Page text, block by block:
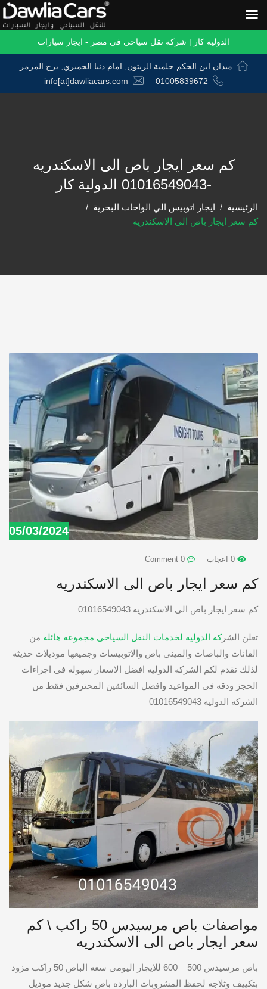
الدولية كار | شركة نقل سياحي في مصر - ايجار سيارات
ميدان ابن الحكم حلمية الزيتون, امام دنيا الجمبري, برج المرمر
01005839672
info[at]dawliacars.com
كم سعر ايجار باص الى الاسكندريه
-01016549043 الدولية كار
الرئيسية
ايجار اتوبيس الي الواحات البحرية
كم سعر ايجار باص الى الاسكندريه
05/03/2024
كم سعر ايجار باص الى الاسكندريه
كم سعر ايجار باص الى الاسكندريه 01016549043
تعلن الشركه الدوليه لخدمات النقل السياحى مجموعه هائله من
الفانات والباصات والمينى باص والاتوبيسات وجميعها موديلات حديثه
لذلك تقدم لكم الشركه الدوليه افضل الاسعار سهوله فى اجراءات
الحجز ودقه فى المواعيد وافضل السائقين المحترفين فقط من
الشركه الدوليه 01016549043
مواصفات باص مرسيدس 50 راكب \ كم
سعر ايجار باص الى الاسكندريه
باص مرسيدس 500 – 600 للايجار اليومى سعه الباص 50 راكب مزود
بتكييف وثلاجه لحفظ المشروبات البارده باص شكل جديد موديل